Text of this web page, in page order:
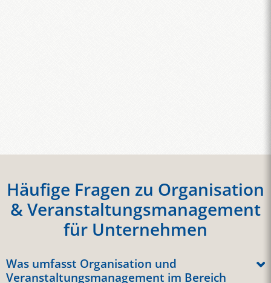
Häufige Fragen zu Organisation
& Veranstaltungsmanagement
für Unternehmen
Was umfasst Organisation und
Veranstaltungsmanagement im Bereich